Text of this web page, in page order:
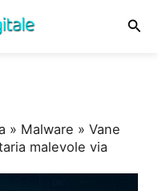
» Malware »Vane
malevole via